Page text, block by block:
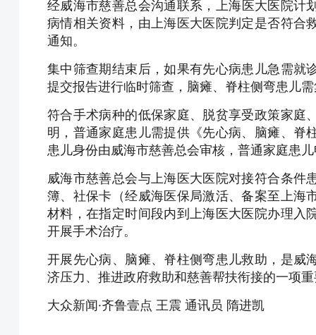
经威海市慈善总会沟通联系，上海医大医院
病情相关资料，由上海医大医院判定是否符合
通知。
集中筛查期结束后，如果有先心病患儿急需就
提交报告进行临时筛查，脑瘫、脊柱侧弯患儿
符合手术病种的低保家庭、脱贫享受政策家庭
明，普通家庭患儿需提供《先心病、脑瘫、脊
患儿身份由威海市慈善总会审核，普通家庭患
威海市慈善总会与上海医大医院对接符合条件
簿、社保卡（经威海医保局激活、备案至上海
材料，在指定时间段内到上海医大医院办理入
开展手术治疗。
开展先心病、脑瘫、脊柱侧弯患儿救助，是威
济压力、推进政府救助和慈善帮扶衔接的一项
大众新闻·齐鲁壹点 王震 通讯员 隋进凯